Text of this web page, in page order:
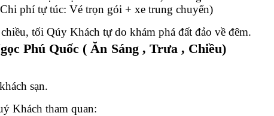
phí tự túc: Vé trọn gói + xe trung chuyển)
tối Qúy Khách tự do khám phá đất đảo về đêm.
Phú Quốc ( Ăn Sáng , Trưa , Chiều)
sạn.
Khách tham quan: